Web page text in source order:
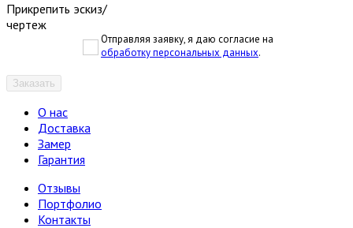
Прикрепить эскиз/
чертеж
Отправляя заявку, я даю согласие на
обработку персональных данных.
Заказать
О нас
Доставка
Замер
Гарантия
Отзывы
Портфолио
Контакты